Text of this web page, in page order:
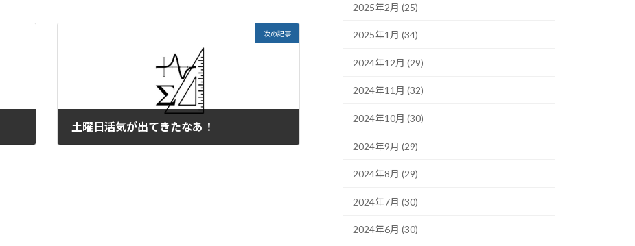
次の記事
土曜日活気が出てきたなあ！
2025年2月 (25)
2025年1月 (34)
2024年12月 (29)
2024年11月 (32)
2024年10月 (30)
2024年9月 (29)
2024年8月 (29)
2024年7月 (30)
2024年6月 (30)